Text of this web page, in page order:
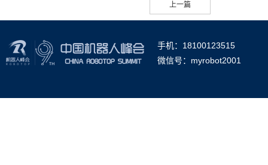
上一篇
手机：18100123515
微信号：myrobot2001